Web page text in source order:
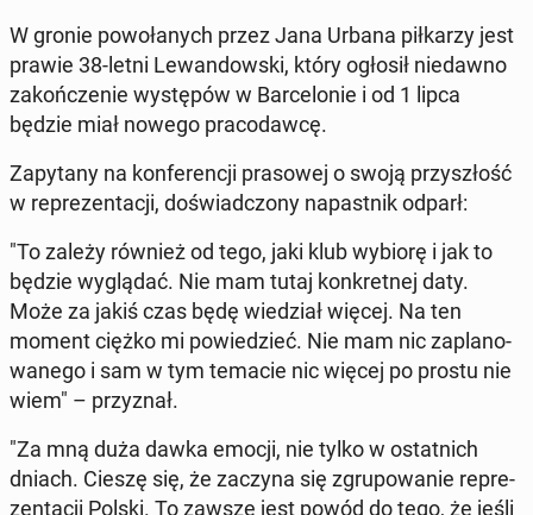
W gronie po­wo­ła­nych przez Jana Urbana pił­ka­rzy jest
prawie 38-letni Le­wan­dow­ski, który ogłosił nie­daw­no
za­koń­cze­nie wy­stę­pów w Bar­ce­lo­nie i od 1 lipca
będzie miał nowego pra­co­daw­cę.
Za­py­ta­ny na kon­fe­ren­cji pra­so­wej o swoją przy­szłość
w re­pre­zen­ta­cji, do­świad­czo­ny na­past­nik odparł:
"To zależy również od tego, jaki klub wybiorę i jak to
będzie wy­glą­dać. Nie mam tutaj kon­kret­nej daty.
Może za jakiś czas będę wie­dział więcej. Na ten
moment ciężko mi po­wie­dzieć. Nie mam nic za­pla­no­
wa­ne­go i sam w tym temacie nic więcej po prostu nie
wiem" – przy­znał.
"Za mną duża dawka emocji, nie tylko w ostat­nich
dniach. Cieszę się, że zaczyna się zgru­po­wa­nie re­pre­
zen­ta­cji Polski. To zawsze jest powód do tego, że jeśli